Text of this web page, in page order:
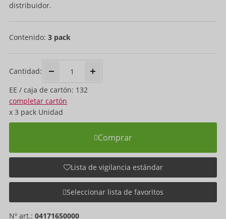
distribuidor.
Contenido: 3 pack
Cantidad:
EE / caja de cartón: 132
completar cartón
x 3 pack Unidad
Comprar
Lista de vigilancia estándar
Seleccionar lista de favoritos
Nº art.: 04171650000